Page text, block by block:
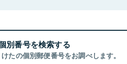
別番号を検索する
たの個別郵便番号をお調べします。